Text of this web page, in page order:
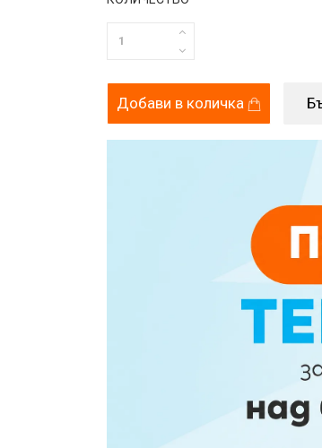
Добави в количка